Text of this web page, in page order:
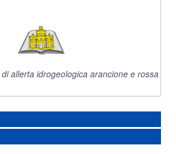
allerta idrogeologica arancione e rossa